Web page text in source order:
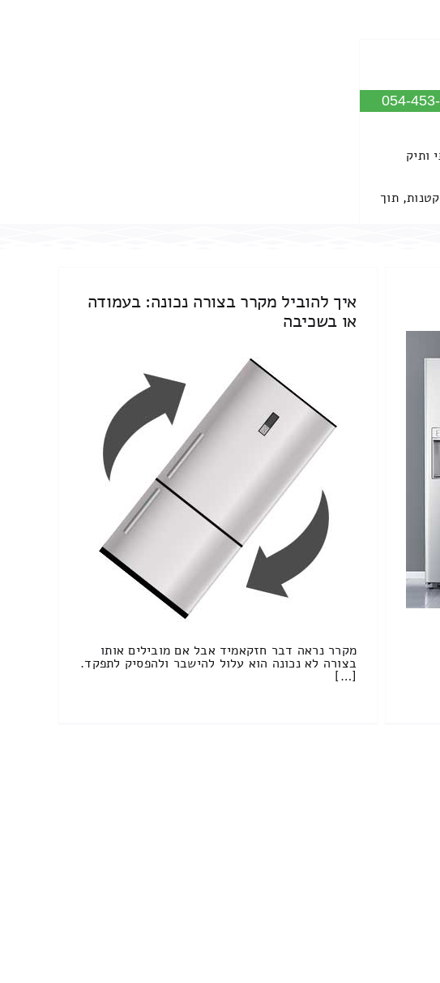
054-
ותיק
תוך
איך להוביל מקרר בצורה נכונה: בעמודה
או בשכיבה
מקרר נראה דבר חזקאמיד אבל אם מובילים אותו
בצורה לא נכונה הוא עלול להישבר ולהפסיק לתפקד.
[…]